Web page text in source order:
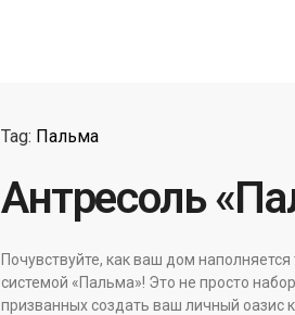
Антресоль
Почувствуйте, как ваш дом
системой «Пальма»! Это не просто
призванных создать ваш личный оазис
Tag: Пальма